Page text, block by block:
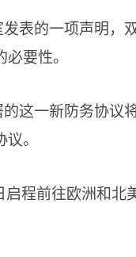
表的一项声明，
要性。
这一新防务协议
。
启程前往欧洲和北